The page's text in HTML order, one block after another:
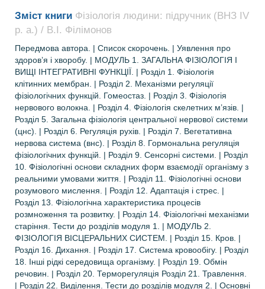
Зміст книги Фізіологія людини: підручник (ВНЗ ІV
р. а.) / В.І. Філімонов
Передмова автора. | Список скорочень. | Уявлення про
здоров’я і хворобу. | МОДУЛЬ 1. ЗАГАЛЬНА ФІЗІОЛОГІЯ І
ВИЩІ ІНТЕГРАТИВНІ ФУНКЦІЇ. | Розділ 1. Фізіологія
клітинних мембран. | Розділ 2. Механізми регуляції
фізіологічних функцій. Гомеостаз. | Розділ 3. Фізіологія
нервового волокна. | Розділ 4. Фізіологія скелетних м’язів. |
Розділ 5. Загальна фізіологія центральної нервової системи
(цнс). | Розділ 6. Регуляція рухів. | Розділ 7. Вегетативна
нервова система (внс). | Розділ 8. Гормональна регуляція
фізіологічних функцій. | Розділ 9. Ceнcopні cиcтeми. | Розділ
10. Фізіологічні основи складних форм взаємодії організму з
реальними умовами життя. | Розділ 11. Фізіологічні основи
розумового мислення. | Розділ 12. Адаптація і стрес. |
Розділ 13. Фізіологічна характеристика процесів
розмноження та розвитку. | Розділ 14. Фізіологічні механізми
старіння. Тести до розділів модуля 1. | МОДУЛЬ 2.
ФІЗІОЛОГІЯ ВІСЦЕРАЛЬНИХ СИСТЕМ. | Розділ 15. Кров. |
Розділ 16. Дихання. | Розділ 17. Система кровообігу. | Розділ
18. Інші рідкі середовища організму. | Розділ 19. Обмін
речовин. | Розділ 20. Терморегуляція Розділ 21. Травлення.
| Розділ 22. Виділення. Тести до розділів модуля 2. | Основні